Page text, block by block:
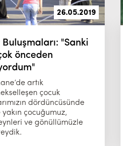
26.05.2019
Buluşmaları: "Sanki
önceden
artık
çocuk
dördüncüsünde
yakın çocuğumuz,
ve gönüllümüzle